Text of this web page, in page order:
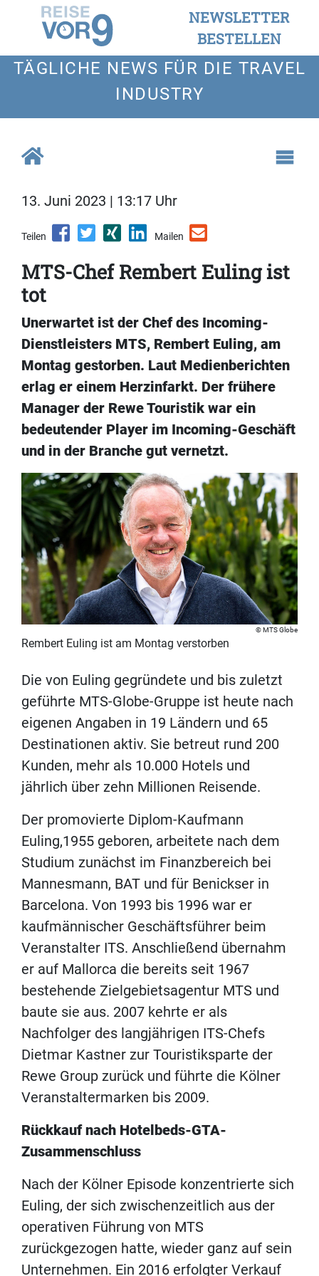
NEWSLETTER
BESTELLEN
TÄGLICHE NEWS FÜR DIE TRAVEL
INDUSTRY
13. Juni 2023 | 13:17 Uhr
Teilen Mailen
MTS-Chef Rembert Euling ist
tot
Unerwartet ist der Chef des Incoming-
Dienstleisters MTS, Rembert Euling, am
Montag gestorben. Laut Medienberichten
erlag er einem Herzinfarkt. Der frühere
Manager der Rewe Touristik war ein
bedeutender Player im Incoming-Geschäft
und in der Branche gut vernetzt.
MTS Globe
Rembert Euling ist am Montag verstorben
Die von Euling gegründete und bis zuletzt
geführte MTS-Globe-Gruppe ist heute nach
eigenen Angaben in 19 Ländern und 65
Destinationen aktiv. Sie betreut rund 200
Kunden, mehr als 10.000 Hotels und
jährlich über zehn Millionen Reisende.
Der promovierte Diplom-Kaufmann
Euling,1955 geboren, arbeitete nach dem
Studium zunächst im Finanzbereich bei
Mannesmann, BAT und für Benickser in
Barcelona. Von 1993 bis 1996 war er
kaufmännischer Geschäftsführer beim
Veranstalter ITS. Anschließend übernahm
er auf Mallorca die bereits seit 1967
bestehende Zielgebietsagentur MTS und
baute sie aus. 2007 kehrte er als
Nachfolger des langjährigen ITS-Chefs
Dietmar Kastner zur Touristiksparte der
Rewe Group zurück und führte die Kölner
Veranstaltermarken bis 2009.
Rückkauf nach Hotelbeds-GTA-
Zusammenschluss
Nach der Kölner Episode konzentrierte sich
Euling, der sich zwischenzeitlich aus der
operativen Führung von MTS
zurückgezogen hatte, wieder ganz auf sein
Unternehmen. Ein 2016 erfolgter Verkauf